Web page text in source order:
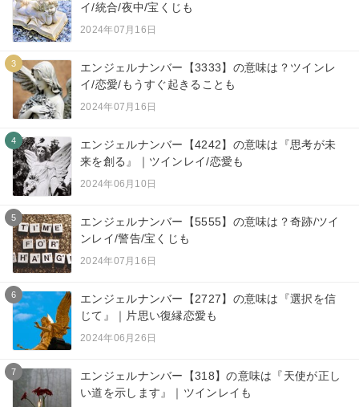
イ/統合/夜中/宝くじも
2024年07月16日
3
エンジェルナンバー【3333】の意味は？ツインレ
イ/恋愛/もうすぐ起きることも
2024年07月16日
4
エンジェルナンバー【4242】の意味は『思考が未
来を創る』｜ツインレイ/恋愛も
2024年06月10日
5
エンジェルナンバー【5555】の意味は？奇跡/ツイ
ンレイ/警告/宝くじも
2024年07月16日
6
エンジェルナンバー【2727】の意味は『選択を信
じて』｜片思い復縁恋愛も
2024年06月26日
7
エンジェルナンバー【318】の意味は『天使が正し
い道を示します』｜ツインレイも